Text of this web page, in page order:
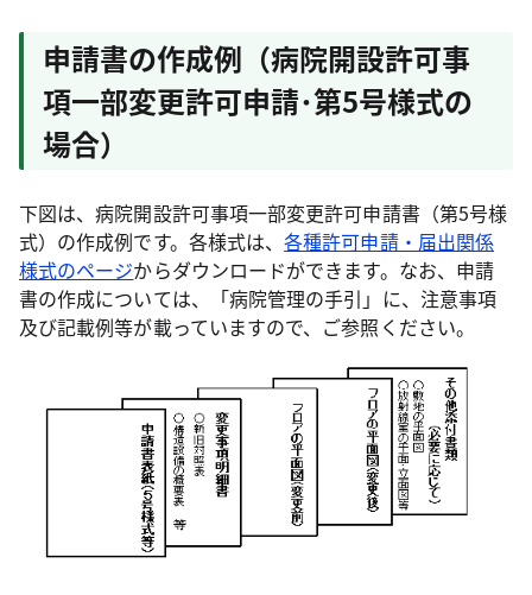
申請書の作成例（病院開設許可事
項一部変更許可申請･第5号様式の
場合）
下図は、病院開設許可事項一部変更許可申請書（第5号様
式）の作成例です。各様式は、各種許可申請・届出関係
様式のページからダウンロードができます。なお、申請
書の作成については、「病院管理の手引」に、注意事項
及び記載例等が載っていますので、ご参照ください。